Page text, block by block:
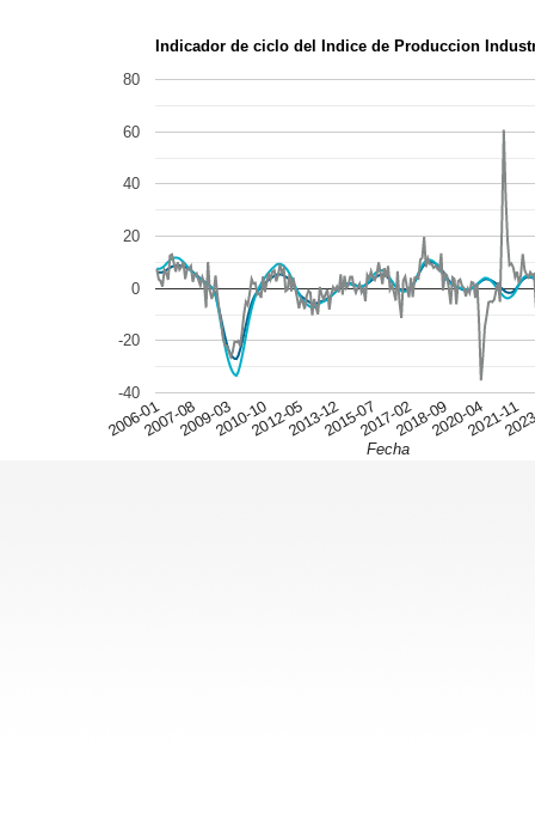
Indicador de ciclo del Indice de Produccion
2006-012007-082009-032010-102012-052013-122015-072017-022018-092020-042021-11
-40
-20
0
20
40
60
80
Fecha